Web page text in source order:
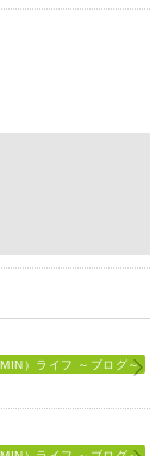
）ライフ ～ブログ～